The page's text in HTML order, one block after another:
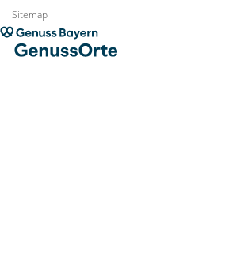
Zum
Inhalt
springen
Sitemap